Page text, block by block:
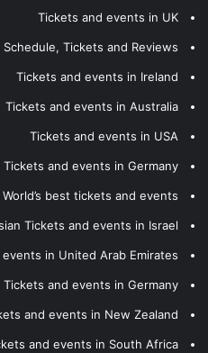
Tickets and events in UK
Tickets and Reviews
Tickets and events in Ireland
Tickets and events in Australia
Tickets and events in USA
Tickets and events in Germany
World’s best tickets and events
Tickets and events in Israel
in United Arab Emirates
Tickets and events in Germany
and events in New Zealand
and events in South Africa